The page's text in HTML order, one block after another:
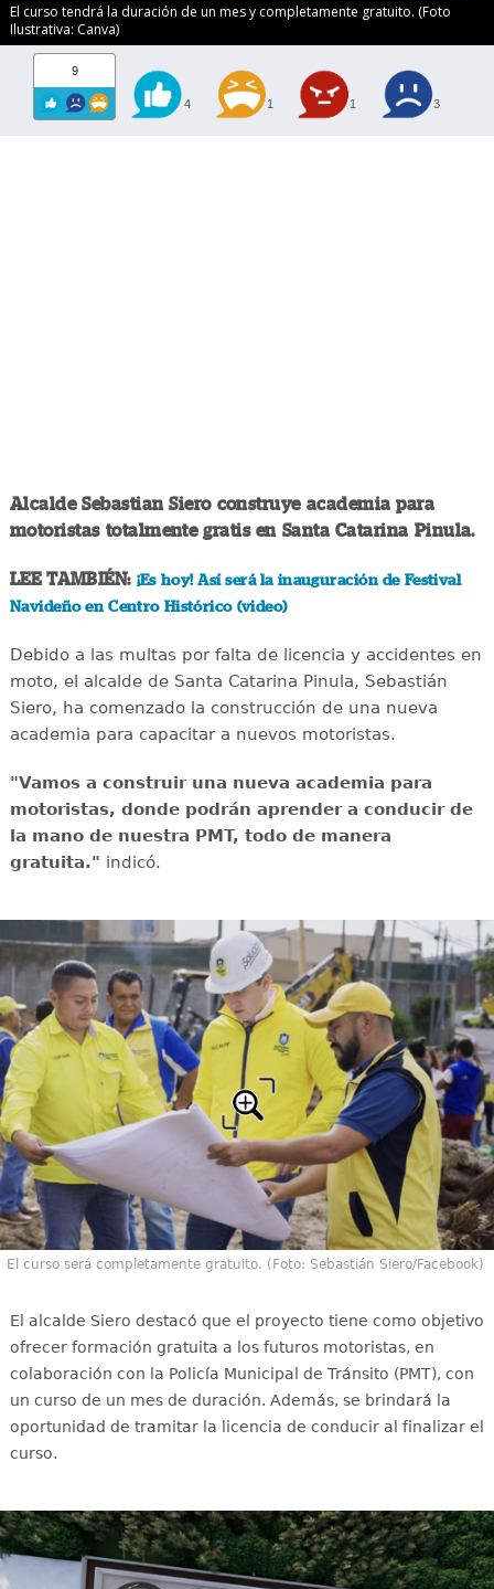
El curso tendrá la duración de un mes y completamente gratuito. (Foto
Ilustrativa: Canva)
9
4 1 1 3
Alcalde Sebastian Siero construye academia para
motoristas totalmente gratis en Santa Catarina Pinula.
LEE TAMBIÉN: ¡Es hoy! Así será la inauguración de Festival
Navideño en Centro Histórico (video)
Debido a las multas por falta de licencia y accidentes en
moto, el alcalde de Santa Catarina Pinula, Sebastián
Siero, ha comenzado la construcción de una nueva
academia para capacitar a nuevos motoristas.
"Vamos a construir una nueva academia para
motoristas, donde podrán aprender a conducir de
la mano de nuestra PMT, todo de manera
gratuita." indicó.
El curso será completamente gratuito. (Foto: Sebastián Siero/Facebook)
El alcalde Siero destacó que el proyecto tiene como objetivo
ofrecer formación gratuita a los futuros motoristas, en
colaboración con la Policía Municipal de Tránsito (PMT), con
un curso de un mes de duración. Además, se brindará la
oportunidad de tramitar la licencia de conducir al finalizar el
curso.